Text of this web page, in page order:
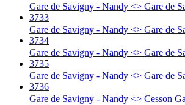
Gare de Savigny - Nandy <> Gare de
3733
Gare de Savigny - Nandy <> Gare de
3734
Gare de Savigny - Nandy <> Gare de
3735
Gare de Savigny - Nandy <> Gare de
3736
Gare de Savigny - Nandy <> Cesson